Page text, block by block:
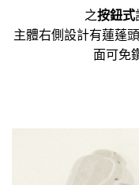
之按鈕式
主體右側設計有蓮蓬
面可免